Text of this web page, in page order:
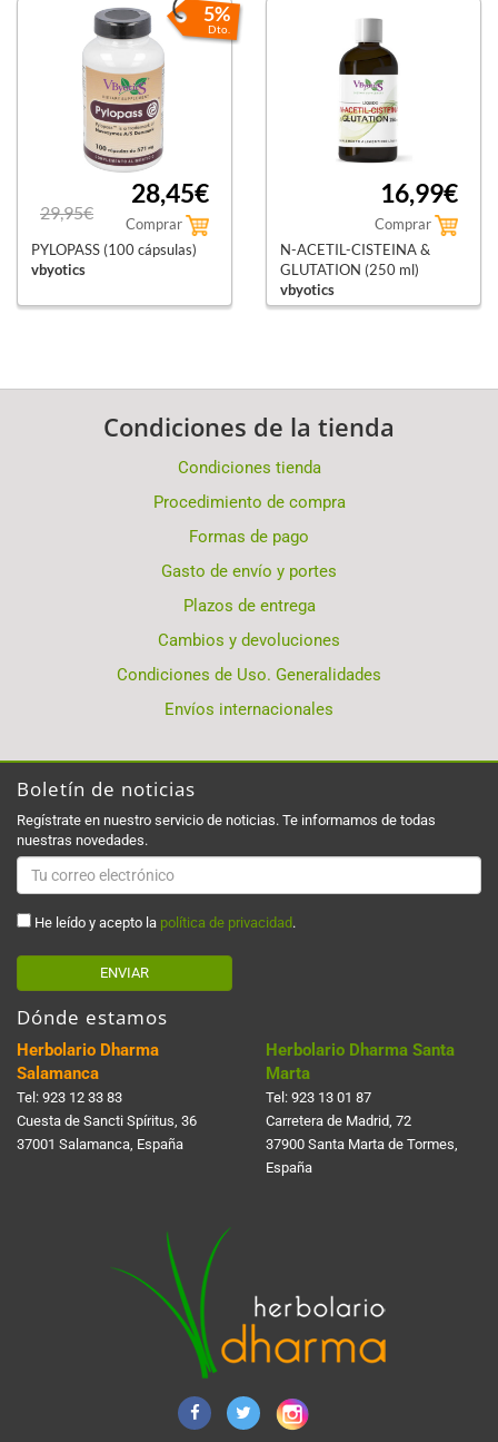
5%
Dto.
29,95€
28,45€
Comprar
PYLOPASS (100 cápsulas)
vbyotics
16,99€
Comprar
N-ACETIL-CISTEINA &
GLUTATION (250 ml)
vbyotics
Condiciones de la tienda
Condiciones tienda
Procedimiento de compra
Formas de pago
Gasto de envío y portes
Plazos de entrega
Cambios y devoluciones
Condiciones de Uso. Generalidades
Envíos internacionales
Boletín de noticias
Regístrate en nuestro servicio de noticias. Te informamos de todas
nuestras novedades.
He leído y acepto la política de privacidad .
ENVIAR
Dónde estamos
Herbolario Dharma
Salamanca
Tel: 923 12 33 83
Cuesta de Sancti Spí­ritus, 36
37001 Salamanca, España
Herbolario Dharma Santa
Marta
Tel: 923 13 01 87
Carretera de Madrid, 72
37900 Santa Marta de Tormes,
España